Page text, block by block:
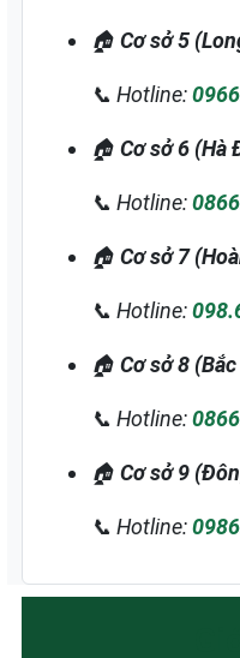
🏠 Cơ sở 5
📞 Hotline:
🏠 Cơ sở 6 (Hà
📞 Hotline:
🏠 Cơ sở 7
📞 Hotline:
🏠 Cơ sở 8
📞 Hotline:
🏠 Cơ sở 9
📞 Hotline: